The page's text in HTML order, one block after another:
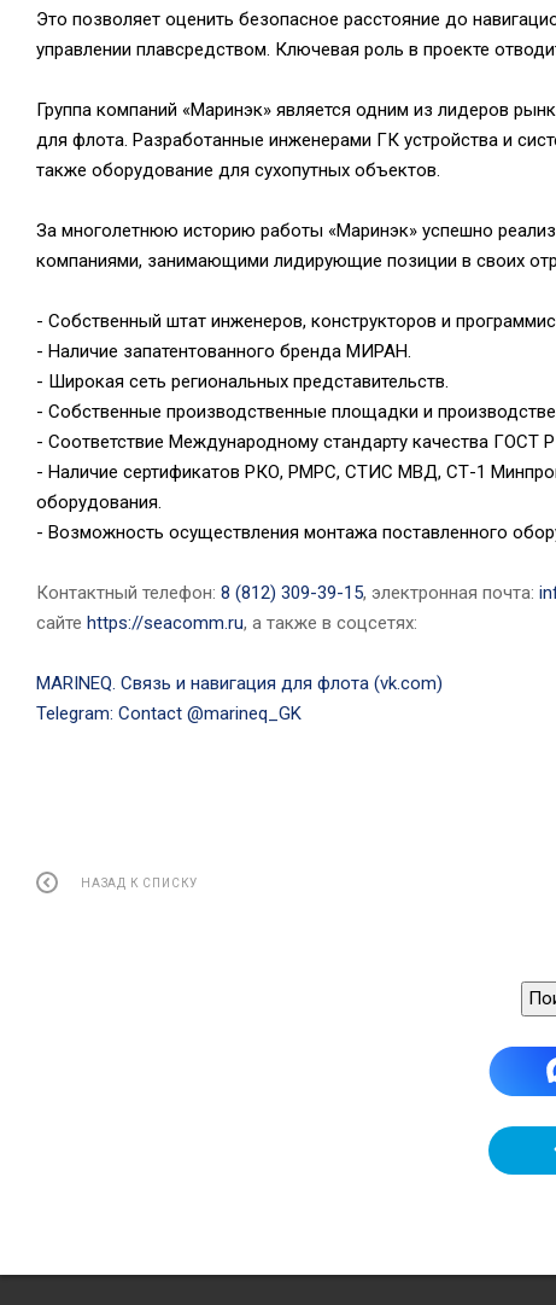
Это позволяет оценить безопасное расстояние до
управлении плавсредством. Ключевая роль в проекте
Группа компаний «Маринэк» является одним из лидеров
для флота. Разработанные инженерами ГК устройства и
также оборудование для сухопутных объектов.
За многолетнюю историю работы «Маринэк» успешно
компаниями, занимающими лидирующие позиции в своих
- Собственный штат инженеров, конструкторов и
- Наличие запатентованного бренда МИРАН.
- Широкая сеть региональных представительств.
- Собственные производственные площадки и
- Соответствие Международному стандарту качества ГОСТ
- Наличие сертификатов РКО, РМРС, СТИС МВД, СТ-1
оборудования.
- Возможность осуществления монтажа поставленного
Контактный телефон: 8 (812) 309-39-15, электронная почта:
сайте https://seacomm.ru, а также в соцсетях:
MARINEQ. Связь и навигация для флота (vk.com)
Telegram: Contact @marineq_GK
НАЗАД К СПИСКУ